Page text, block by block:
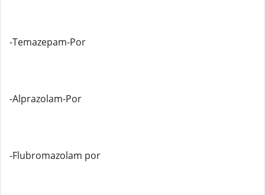
-Temazepam-Por
-Alprazolam-Por
-Flubromazolam por